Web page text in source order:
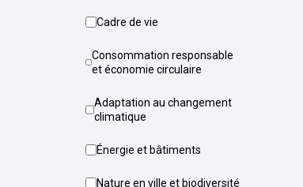
Cadre de vie
Consommation responsable
et économie circulaire
Adaptation au changement
climatique
Énergie et bâtiments
Nature en ville et biodiversité